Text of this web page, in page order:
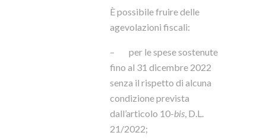
È possibile fruire delle
agevolazioni fiscali:
– per le spese sostenute
fino al 31 dicembre 2022
senza il rispetto di alcuna
condizione prevista
dall’articolo 10-bis , D.L.
21/2022;